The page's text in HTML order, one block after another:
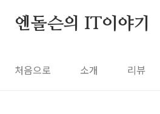
엔돌슨의 IT이야기
처음으로 소개 리뷰